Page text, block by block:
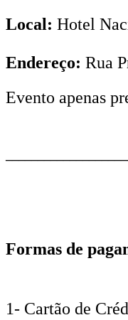
Local: Hotel
Endereço: Rua
Evento apenas
Formas de
1- Cartão de